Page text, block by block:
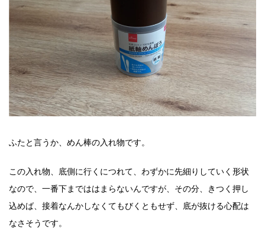
ふたと言うか、めん棒の入れ物です。
この入れ物、底側に行くにつれて、わずかに先細りしていく形状
なので、一番下までははまらないんですが、その分、きつく押し
込めば、接着なんかしなくてもびくともせず、底が抜ける心配は
なさそうです。